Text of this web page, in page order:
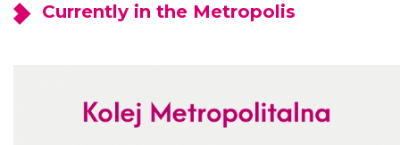
Currently in the Metropolis